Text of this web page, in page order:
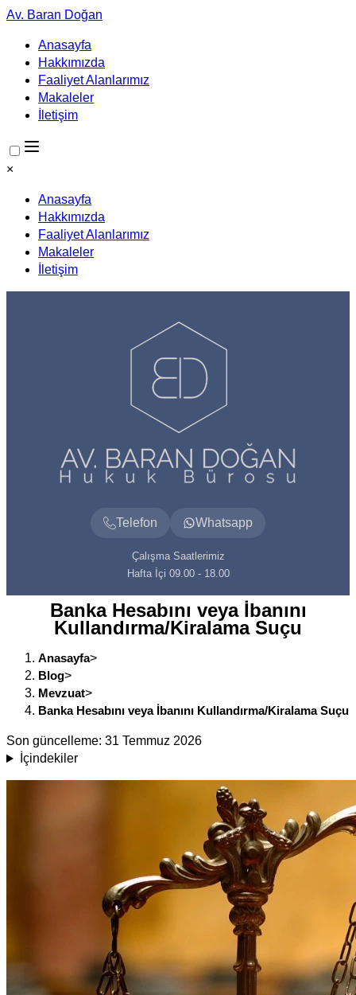
Av. Baran Doğan
Anasayfa
Hakkımızda
Faaliyet Alanlarımız
Makaleler
İletişim
×
Anasayfa
Hakkımızda
Faaliyet Alanlarımız
Makaleler
İletişim
Telefon Whatsapp
Çalışma Saatlerimiz
Hafta İçi 09.00 - 18.00
Banka Hesabını veya İbanını
Kullandırma/Kiralama Suçu
Anasayfa>
Blog>
Mevzuat>
Banka Hesabını veya İbanını Kullandırma/Kiralama Suçu
Son güncelleme: 31 Temmuz 2026
İçindekiler